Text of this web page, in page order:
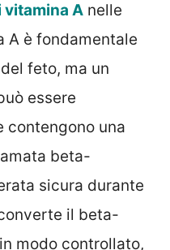
vitamina A nelle
A è fondamentale
feto, ma un
essere
contengono una
beta-
sicura durante
il beta-
modo controllato,